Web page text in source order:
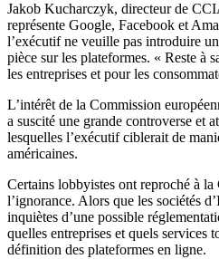
Jakob Kucharczyk, directeur de
représente Google, Facebook et
l’exécutif ne veuille pas introduire
pièce sur les plateformes. « Reste à
les entreprises et pour les
L’intérêt de la Commission
a suscité une grande controverse et
lesquelles l’exécutif ciblerait de
américaines.
Certains lobbyistes ont reproché à
l’ignorance. Alors que les sociétés
inquiètes d’une possible
quelles entreprises et quels services
définition des plateformes en ligne.